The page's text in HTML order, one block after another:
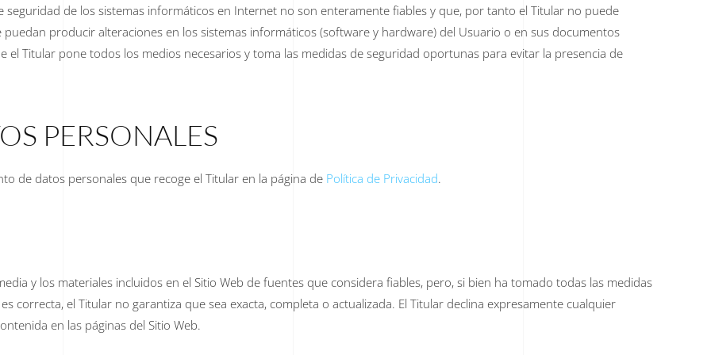
de los sistemas informáticos en Internet no son enteramente fiables y que, por tanto el Titular no puede
producir alteraciones en los sistemas informáticos (software y hardware) del Usuario o en sus documentos
Titular pone todos los medios necesarios y toma las medidas de seguridad oportunas para evitar la presencia de
PERSONALES
de datos personales que recoge el Titular en la página de Política de Privacidad.
y los materiales incluidos en el Sitio Web de fuentes que considera fiables, pero, si bien ha tomado todas las medidas
correcta, el Titular no garantiza que sea exacta, completa o actualizada. El Titular declina expresamente cualquier
en las páginas del Sitio Web.